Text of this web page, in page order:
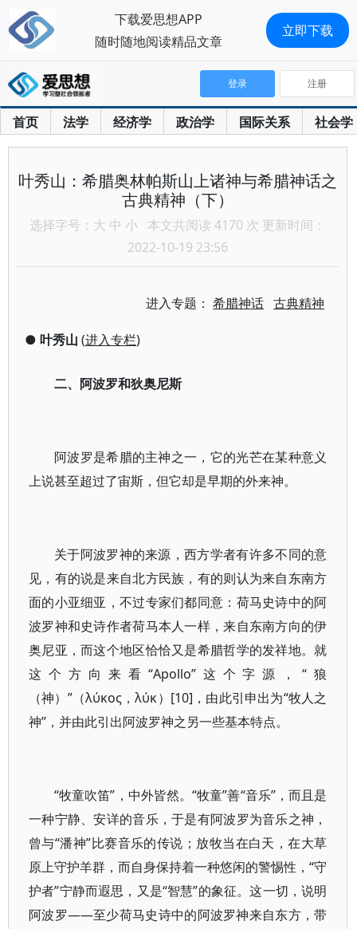
首页 法学 经济学 政治学 国际关系 社会学
登录 注册
叶秀山：希腊奥林帕斯山上诸神与希腊神话之
古典精神（下）
选择字号： 大 中 小 本文共阅读 4170 次 更新时间：
2022-10-19 23:56
进入专题：希腊神话 古典精神
● 叶秀山 (进入专栏)
二、阿波罗和狄奥尼斯
阿波罗是希腊的主神之一，它的光芒在某种意义
上说甚至超过了宙斯，但它却是早期的外来神。
关于阿波罗神的来源，西方学者有许多不同的意
见，有的说是来自北方民族，有的则认为来自东南方
面的小亚细亚，不过专家们都同意：荷马史诗中的阿
波罗神和史诗作者荷马本人一样，来自东南方向的伊
奥尼亚，而这个地区恰恰又是希腊哲学的发祥地。就
这个方向来看“Apollo”这个字源，“狼
（神）”（λύκος，λύκ）[10]，由此引申出为“牧人之
神”，并由此引出阿波罗神之另一些基本特点。
“牧童吹笛”，中外皆然。“牧童”善“音乐”，而且是
一种宁静、安详的音乐，于是有阿波罗为音乐之神，
曾与“潘神”比赛音乐的传说；放牧当在白天，在大草
原上守护羊群，而自身保持着一种悠闲的警惕性，“守
护者”宁静而遐思，又是“智慧”的象征。这一切，说明
阿波罗——至少荷马史诗中的阿波罗神来自东方，带
下载爱思想APP
随时随地阅读精品文章
立即下载